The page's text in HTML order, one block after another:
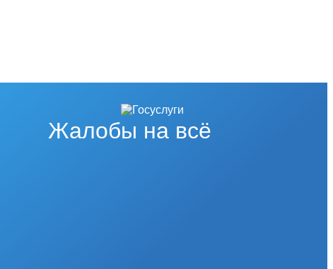
Жалобы на всё